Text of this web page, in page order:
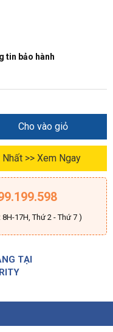
tin bảo hành
Cho vào giỏ
>> Xem Ngay
8H-17H, Thứ 2 - Thứ 7 )
TẠI